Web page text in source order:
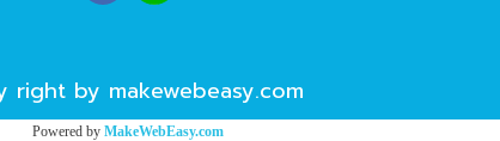
right by makewebeasy.com
Powered by MakeWebEasy.com